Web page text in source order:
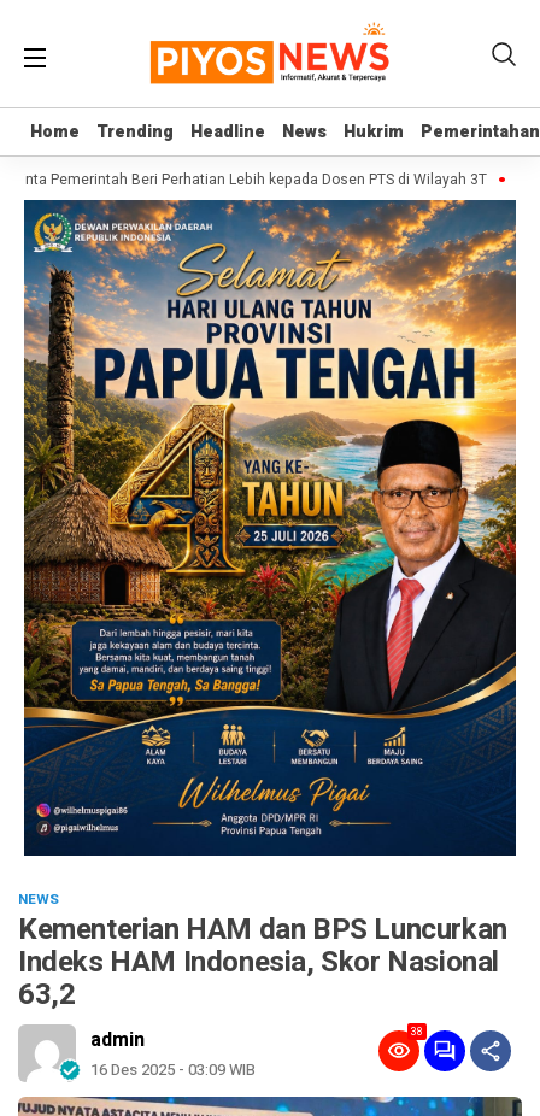
Home Trending Headline News Hukrim Pemerintahan
Home Trending Headline News Hukrim Pemerintahan
Pemerintah Beri Perhatian Lebih kepada Dosen PTS di Wilayah 3T
NEWS
Kementerian HAM dan BPS Luncurkan
Indeks HAM Indonesia, Skor Nasional
63,2
admin
16 Des 2025 - 03:09 WIB
38